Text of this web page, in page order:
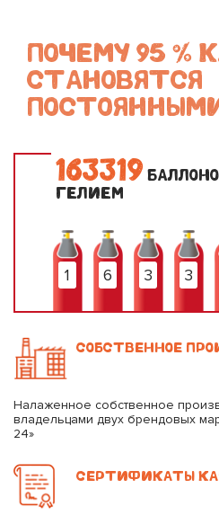
ПОЧЕМУ 95 %
СТАНОВЯТСЯ
163319
ГЕЛИЕМ
1 6 3 3
СОБСТВЕННОЕ
Налаженное собственное
владельцами двух брендовых
24»
СЕРТИФИКАТЫ